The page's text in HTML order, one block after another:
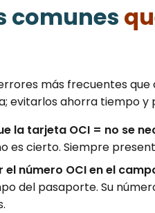
comunes
más frecuentes
evitarlos ahorra tiempo
la tarjeta OCI = no se
es cierto. Siempre
el número OCI en el
del pasaporte. Su